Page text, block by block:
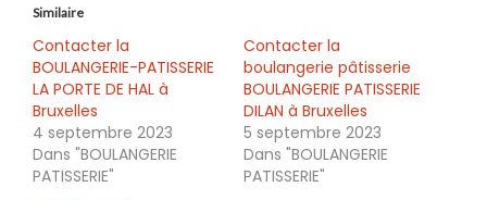
Similaire
Contacter la
BOULANGERIE-PATISSERIE
LA PORTE DE HAL à
Bruxelles
4 septembre 2023
Dans "BOULANGERIE
PATISSERIE"
Contacter la
boulangerie pâtisserie
BOULANGERIE PATISSERIE
DILAN à Bruxelles
5 septembre 2023
Dans "BOULANGERIE
PATISSERIE"